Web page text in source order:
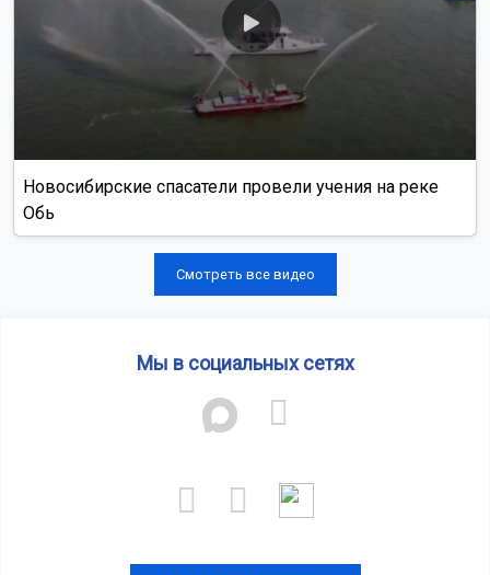
Новосибирские спасатели провели учения на реке
Обь
Смотреть все видео
Мы в социальных сетях